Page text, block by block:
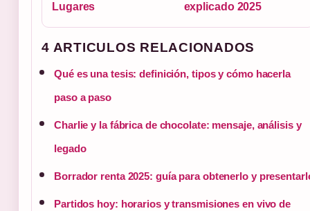
Lugares
explicado 2025
4 ARTICULOS RELACIONADOS
Qué es una tesis: definición, tipos y cómo hacerla
paso a paso
Charlie y la fábrica de chocolate: mensaje, análisis y
legado
Borrador renta 2025: guía para obtenerlo y
Partidos hoy: horarios y transmisiones en vivo de